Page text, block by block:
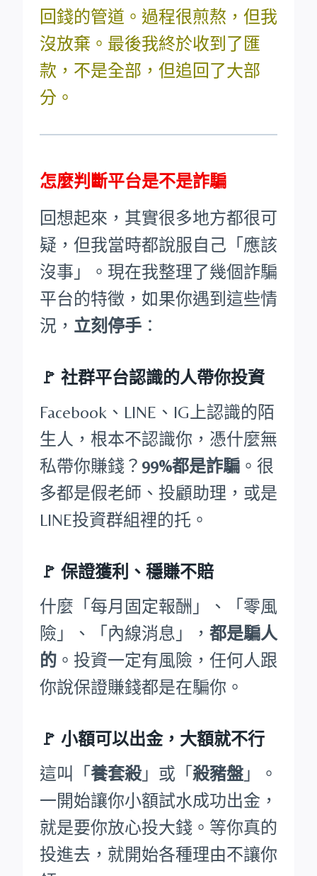
回錢的管道。過程很煎熬，但我
沒放棄。最後我終於收到了匯
款，不是全部，但追回了大部
分。
怎麼判斷平台是不是詐騙
回想起來，其實很多地方都很可
疑，但我當時都說服自己「應該
沒事」。現在我整理了幾個詐騙
平台的特徵，如果你遇到這些情
況， 立刻停手 ：
🚩 社群平台認識的人帶你投資
Facebook、LINE、IG上認識的陌
生人，根本不認識你，憑什麼無
私帶你賺錢？ 99%都是詐騙 。很
多都是假老師、投顧助理，或是
LINE投資群組裡的托。
🚩 保證獲利、穩賺不賠
什麼「每月固定報酬」、「零風
險」、「內線消息」， 都是騙人
的 。投資一定有風險，任何人跟
你說保證賺錢都是在騙你。
🚩 小額可以出金，大額就不行
這叫「 養套殺」或「 殺豬盤 」。
一開始讓你小額試水成功出金，
就是要你放心投大錢。等你真的
投進去，就開始各種理由不讓你